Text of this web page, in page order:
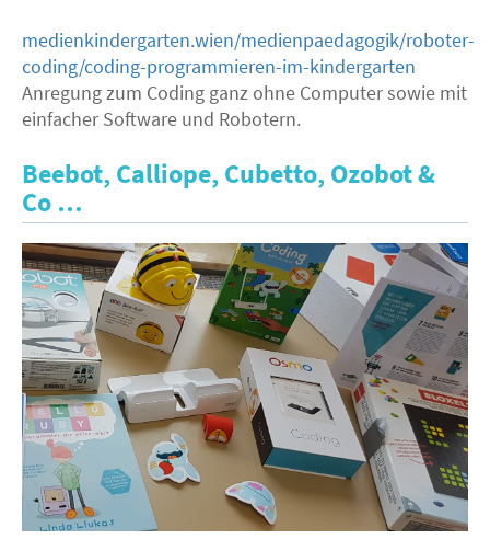
medienkindergarten.wien/medienpaedagogik/roboter-
coding/coding-programmieren-im-kindergarten
Anregung zum Coding ganz ohne Computer sowie mit
einfacher Software und Robotern.
Beebot, Calliope, Cubetto, Ozobot &
Co …